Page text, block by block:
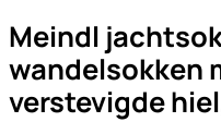
Meindl
wandelsokken
verstevigde